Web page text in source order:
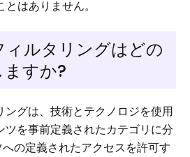
はありません。
ィルタリングはどの
すか?
ングは、技術とテクノロジを使用
ツを事前定義されたカテゴリに分
の定義されたアクセスを許可す